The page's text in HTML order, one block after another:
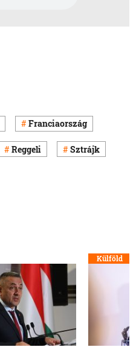
Franciaország
Reggeli Sztrájk
Külföld